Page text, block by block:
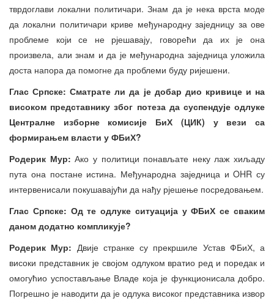
тврдоглави локални политичари. Знам да је нека врста моде
да локални политичари криве међународну заједницу за ове
проблеме који се не рјешавају, говорећи да их је она
произвела, али знам и да је међународна заједница уложила
доста напора да помогне да проблеми буду ријешени.
Глас Српске: Сматрате ли да је добар дио кривице и на
високом представнику због потеза да суспендује одлуке
Централне изборне комисије БиХ (ЦИК) у вези са
формирањем власти у ФБиХ?
Родерик Мур: Ако у политици понављате неку лаж хиљаду
пута она постане истина. Међународна заједница и OHR су
интервенисали покушавајући да нађу рјешење посредовањем.
Глас Српске: Од те одлуке ситуација у ФБиХ се сваким
даном додатно компликује?
Родерик Мур: Двије странке су прекршиле Устав ФБиХ, а
високи представник је својом одлуком вратио ред и поредак и
омогућио успостављање Владе која је функционисала добро.
Погрешно је наводити да је одлука високог представника извор